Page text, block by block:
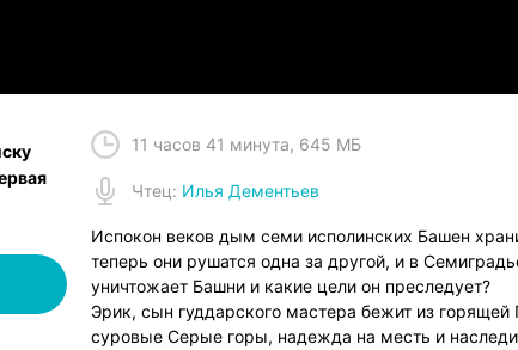
11 часов 41 минута, 645 МБ
Чтец: Илья Дементьев
Испокон веков дым семи исполинских Башен
теперь они рушатся одна за другой, и в
уничтожает Башни и какие цели он преследует?
Эрик, сын гуддарского мастера бежит из
суровые Серые горы, надежда на месть и